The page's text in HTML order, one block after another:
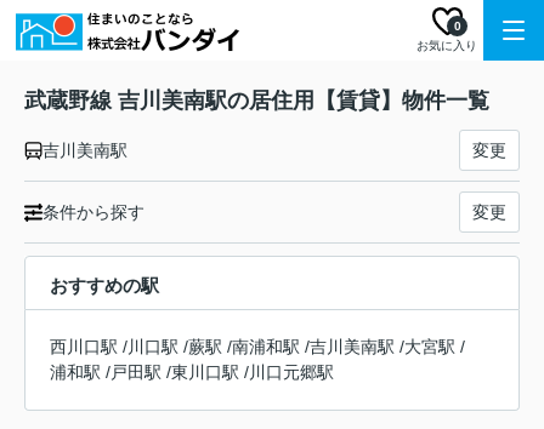
お気に入り
0
武蔵野線 吉川美南駅の居住用【賃貸】物件一覧
吉川美南駅 変更
条件から探す 変更
おすすめの駅
西川口駅 /川口駅 /蕨駅 /南浦和駅 /吉川美南駅 /大宮駅 /
浦和駅 /戸田駅 /東川口駅 /川口元郷駅